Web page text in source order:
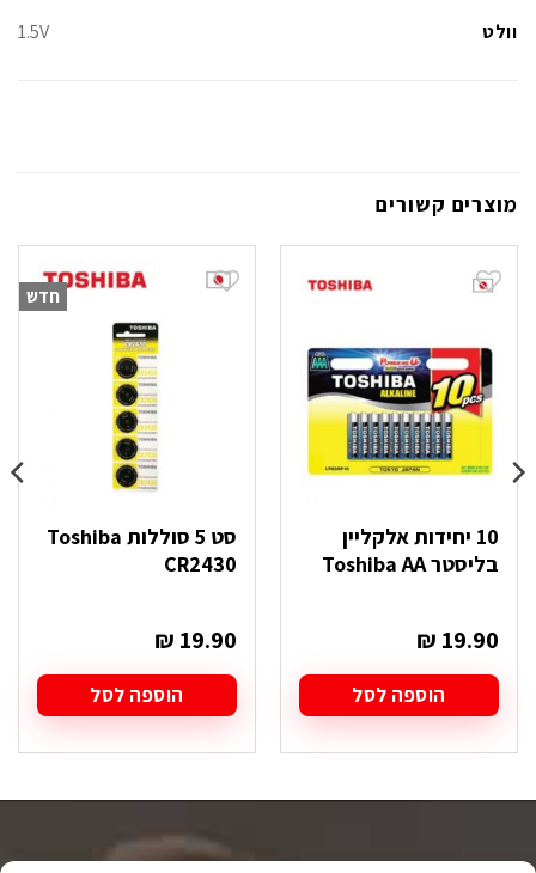
וולט 1.5V
מוצרים קשורים
10 יחידות אלקליין
בליסטר Toshiba AA
₪ 19.90
הוספה לסל
חדש
סט 5 סוללות Toshiba
CR2430
₪ 19.90
הוספה לסל